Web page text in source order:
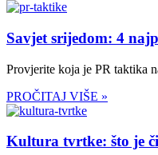
Savjet srijedom: 4
Provjerite koja je PR taktika
PROČITAJ VIŠE »
Kultura tvrtke: što je